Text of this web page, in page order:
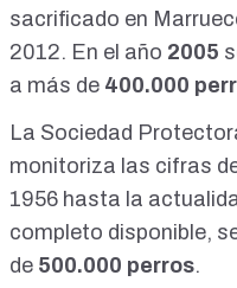
sacrificado en
2012. En el año 2005
a más de 400.000
La Sociedad
monitoriza las cifras
1956 hasta la
completo disponible,
de 500.000 perros.